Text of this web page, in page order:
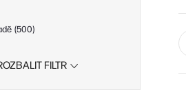
500
FILTR